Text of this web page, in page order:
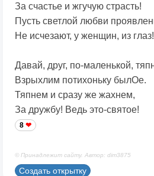
За счастье и жгучую страсть!
Пусть светлой любви
Не исчезают, у женщин, из глаз!
Давай, друг, по-маленькой,
Взрыхлим потихоньку былОе.
Тяпнем и сразу же жахнем,
За дружбу! Ведь это-святое!
8
© Принадлежит сайту. Автор: dim3875
Создать открытку